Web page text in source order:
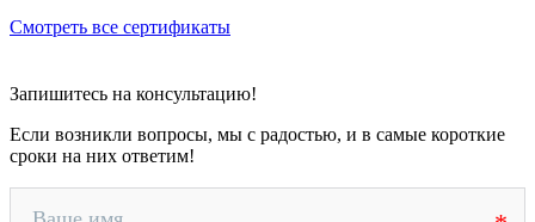
Смотреть все сертификаты
Запишитесь на консультацию!
Если возникли вопросы, мы с радостью, и в самые короткие
сроки на них ответим!